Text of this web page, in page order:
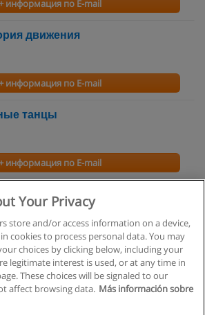
информация по E-mail
движения
информация по E-mail
танцы
информация по E-mail
+ информация по E-mail
Your Privacy
store and/or access information on a device,
cookies to process personal data. You may
choices by clicking below, including your
legitimate interest is used, or at any time in
These choices will be signaled to our
affect browsing data. Más información sobre